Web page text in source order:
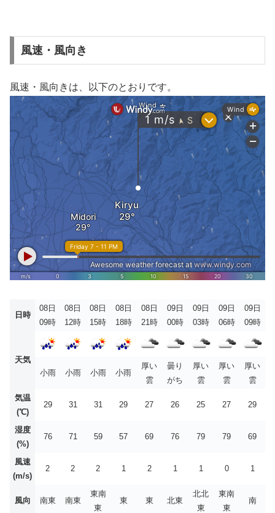
風速・風向き
風速・風向きは、以下のとおりです。
日時
08日
09時
08日
12時
08日
15時
08日
18時
08日
21時
09日
00時
09日
03時
09日
06時
09日
09時
天気
小雨
小雨 小雨 小雨
厚い
雲
曇り
がち
厚い
雲
厚い
雲
厚い
雲
気温
(℃)
29 31 31 29 27 26 25 27 29
湿度
(%)
76 71 59 57 69 76 79 79 69
風速
(m/s)
2 2 2 1 2 1 1 0 1
風向 南東 南東
東南
東
東 東 北東
北北
東
東南
東
南